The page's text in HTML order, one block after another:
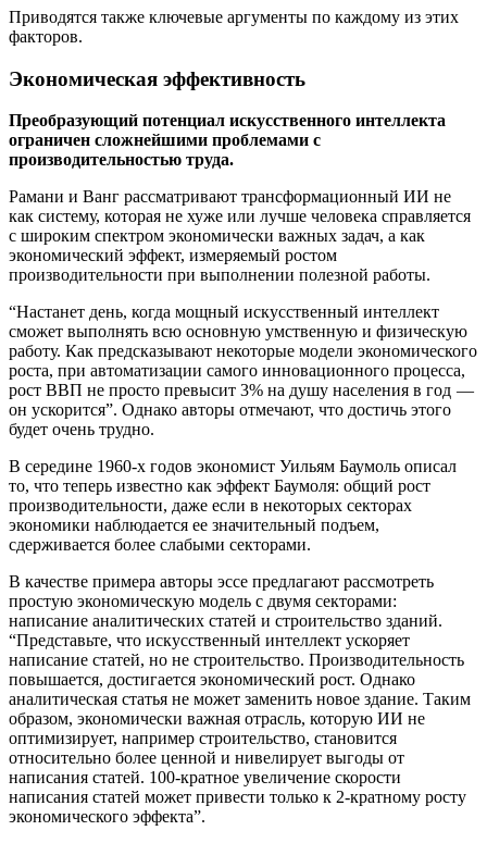
Приводятся также ключевые аргументы по каждому из этих
факторов.
Экономическая эффективность
Преобразующий потенциал искусственного интеллекта
ограничен сложнейшими проблемами с
производительностью труда.
Рамани и Ванг рассматривают трансформационный ИИ не
как систему, которая не хуже или лучше человека справляется
с широким спектром экономически важных задач, а как
экономический эффект, измеряемый ростом
производительности при выполнении полезной работы.
“Настанет день, когда мощный искусственный интеллект
сможет выполнять всю основную умственную и физическую
работу. Как предсказывают некоторые модели экономического
роста, при автоматизации самого инновационного процесса,
рост ВВП не просто превысит 3% на душу населения в год —
он ускорится”. Однако авторы отмечают, что достичь этого
будет очень трудно.
В середине 1960-х годов экономист Уильям Баумоль описал
то, что теперь известно как эффект Баумоля: общий рост
производительности, даже если в некоторых секторах
экономики наблюдается ее значительный подъем,
сдерживается более слабыми секторами.
В качестве примера авторы эссе предлагают рассмотреть
простую экономическую модель с двумя секторами:
написание аналитических статей и строительство зданий.
“Представьте, что искусственный интеллект ускоряет
написание статей, но не строительство. Производительность
повышается, достигается экономический рост. Однако
аналитическая статья не может заменить новое здание. Таким
образом, экономически важная отрасль, которую ИИ не
оптимизирует, например строительство, становится
относительно более ценной и нивелирует выгоды от
написания статей. 100-кратное увеличение скорости
написания статей может привести только к 2-кратному росту
экономического эффекта”.